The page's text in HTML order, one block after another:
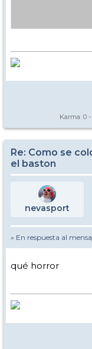
Karma: 0 -
Re: Como se
el baston
nevasport
» En respuesta al
qué horror